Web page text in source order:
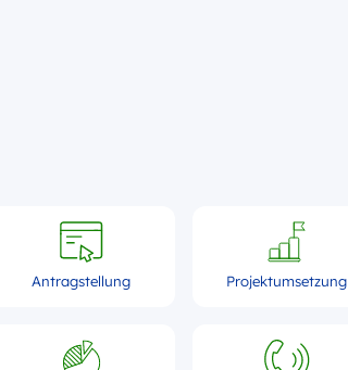
Antragstellung Projektumsetzung